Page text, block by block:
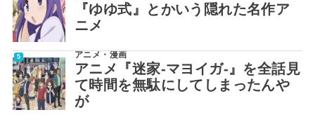
『ゆゆ式』とかいう隠れた名作ア
ニメ
アニメ・漫画
アニメ『迷家-マヨイガ-』を全話見
て時間を無駄にしてしまったんや
が